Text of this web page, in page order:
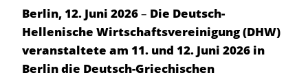
Berlin, 12. Juni 2026– Die Deutsch-
Hellenische Wirtschaftsvereinigung (DHW)
veranstaltete am 11. und 12. Juni 2026 in
Berlin die Deutsch-Griechischen